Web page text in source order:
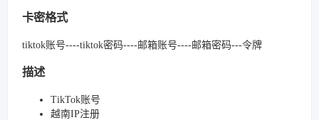
卡密格式
tiktok账号----tiktok密码----邮箱账号----邮箱密码---令牌
描述
TikTok账号
越南IP注册